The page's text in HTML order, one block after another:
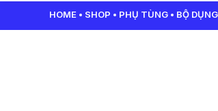
HOME SHOP PHỤ TÙNG BỘ